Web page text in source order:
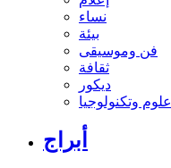
نساء
بيئة
فن وموسيقى
ثقافة
ديكور
علوم وتكنولوجيا
أبراج